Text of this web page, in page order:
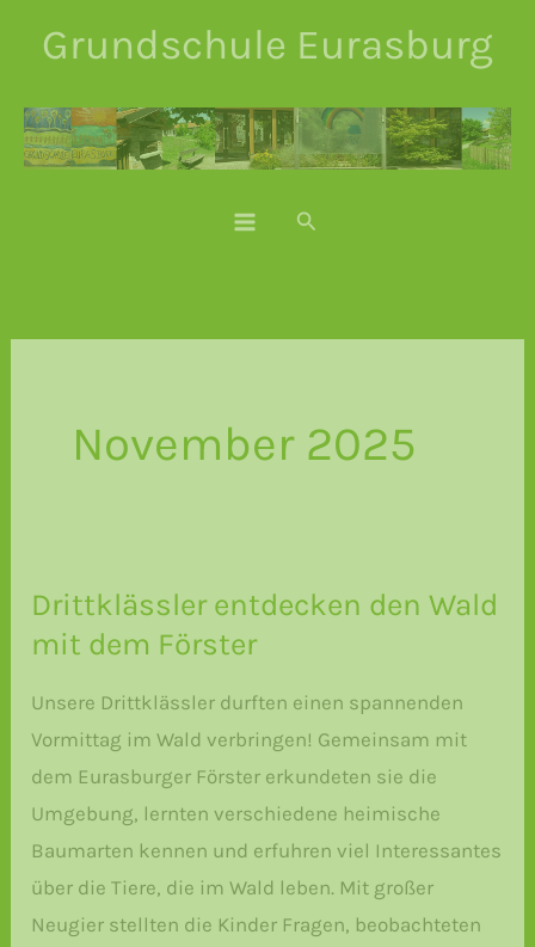
InhaltGrundschule Eurasburg
Suchen
November 2025
Drittklässler entdecken den Wald
mit dem Förster
Unsere Drittklässler durften einen spannenden
Vormittag im Wald verbringen! Gemeinsam mit
dem Eurasburger Förster erkundeten sie die
Umgebung, lernten verschiedene heimische
Baumarten kennen und erfuhren viel Interessantes
über die Tiere, die im Wald leben. Mit großer
Neugier stellten die Kinder Fragen, beobachteten